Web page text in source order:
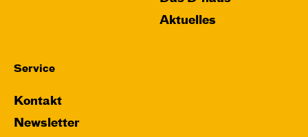
Karten
Aktuelles
Service
Kontakt
Newsletter